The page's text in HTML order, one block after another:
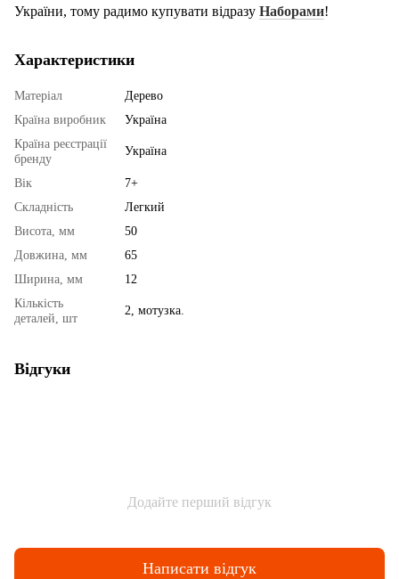
України, тому радимо купувати відразу Наборами!
Характеристики
Матеріал
Дерево
Країна виробник
Україна
Країна реєстрації
бренду
Україна
Вік
7+
Складність
Легкий
Висота, мм
50
Довжина, мм
65
Ширина, мм
12
Кількість
деталей, шт
2, мотузка.
Відгуки
Додайте перший відгук
Написати відгук